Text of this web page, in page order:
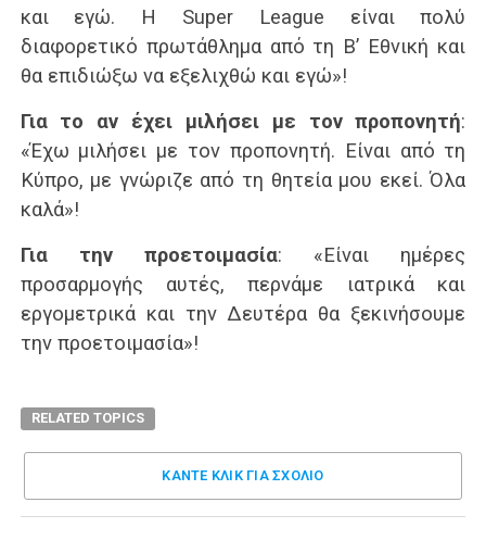
και εγώ. Η Super League είναι πολύ
διαφορετικό πρωτάθλημα από τη Β’ Εθνική και
θα επιδιώξω να εξελιχθώ και εγώ»!
Για το αν έχει μιλήσει με τον προπονητή:
«Έχω μιλήσει με τον προπονητή. Είναι από τη
Κύπρο, με γνώριζε από τη θητεία μου εκεί. Όλα
καλά»!
Για την προετοιμασία: «Είναι ημέρες
προσαρμογής αυτές, περνάμε ιατρικά και
εργομετρικά και την Δευτέρα θα ξεκινήσουμε
την προετοιμασία»!
RELATED TOPICS
ΚΑΝΤΕ ΚΛΊΚ ΓΙΑ ΣΧΌΛΙΟ